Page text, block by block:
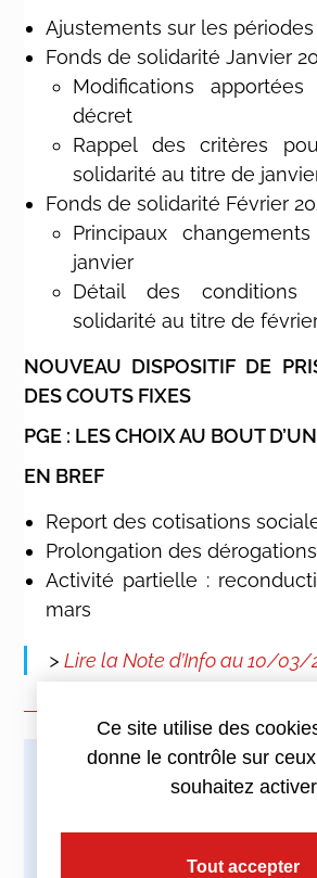
Ajustements sur les
Fonds de solidarité Janvier
Modifications
décret
Rappel des critères
solidarité au titre de
Fonds de solidarité Février
Principaux
janvier
Détail des
solidarité au titre de
NOUVEAU DISPOSITIF DE
DES COUTS FIXES
PGE : LES CHOIX AU BOUT
EN BREF
Report des cotisations
Prolongation des
Activité partielle :
mars
>Lire la Note d’Info au 10/03/
Imprimez cette
Ce site utilise des
donne le contrôle sur
souhaitez activer
Tout accepter